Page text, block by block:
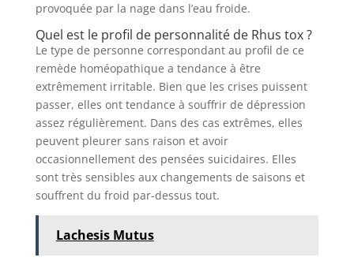
provoquée par la nage dans l’eau froide.
Quel est le profil de personnalité de Rhus tox ?
Le type de personne correspondant au profil de ce
remède homéopathique a tendance à être
extrêmement irritable. Bien que les crises puissent
passer, elles ont tendance à souffrir de dépression
assez régulièrement. Dans des cas extrêmes, elles
peuvent pleurer sans raison et avoir
occasionnellement des pensées suicidaires. Elles
sont très sensibles aux changements de saisons et
souffrent du froid par-dessus tout.
Lachesis Mutus